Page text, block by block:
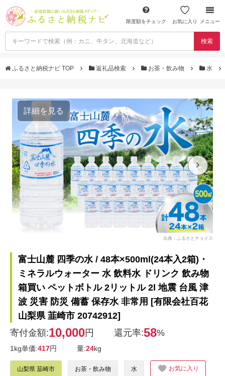
限度額をチェック お気に入り メニュー
検索
ふるさと納税ナビ TOP 返礼品検索 お茶・飲み物 水
詳細を見る
出典：ふるさとチョイス
富士山麓 四季の水 / 48本×500ml(24本入2箱)・
ミネラルウォーター 水 飲料水 ドリンク 飲み物
箱買い ペットボトル 2リットル 2l 地震 台風 津
波 災害 防災 備蓄 保存水 非常用 [有限会社百花
山梨県 韮崎市 20742912]
寄付金額:10,000円 還元率:58%
1kg単価:417円 量:24kg
山梨県 韮崎市 お茶・飲み物 水 お気に入り